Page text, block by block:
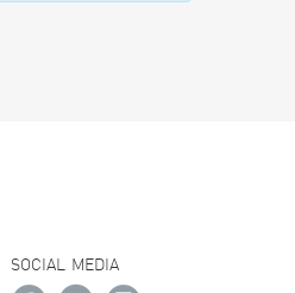
SOCIAL MEDIA